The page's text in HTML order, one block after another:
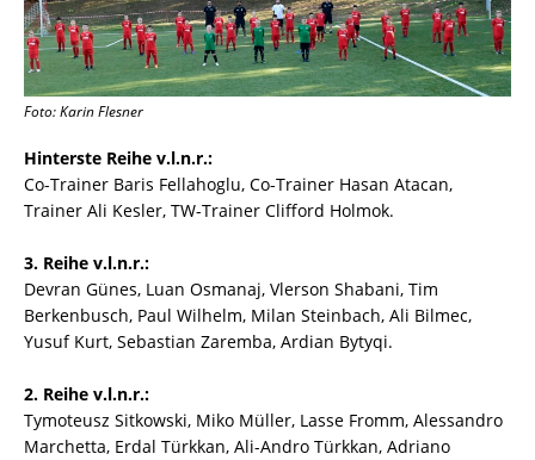
Foto: Karin Flesner
Hinterste Reihe v.l.n.r.:
Co-Trainer Baris Fellahoglu, Co-Trainer Hasan Atacan,
Trainer Ali Kesler, TW-Trainer Clifford Holmok.
3. Reihe v.l.n.r.:
Devran Günes, Luan Osmanaj, Vlerson Shabani, Tim
Berkenbusch, Paul Wilhelm, Milan Steinbach, Ali Bilmec,
Yusuf Kurt, Sebastian Zaremba, Ardian Bytyqi.
2. Reihe v.l.n.r.:
Tymoteusz Sitkowski, Miko Müller, Lasse Fromm, Alessandro
Marchetta, Erdal Türkkan, Ali-Andro Türkkan, Adriano